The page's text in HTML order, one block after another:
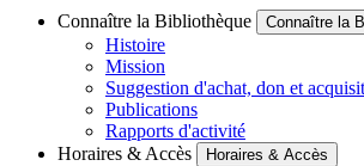
Connaître la Bibliothèque Connaître la
Histoire
Mission
Suggestion d'achat, don et
Publications
Rapports d'activité
Horaires & Accès
Horaires & Accès